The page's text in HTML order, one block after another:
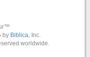
by Biblica, Inc.
worldwide.